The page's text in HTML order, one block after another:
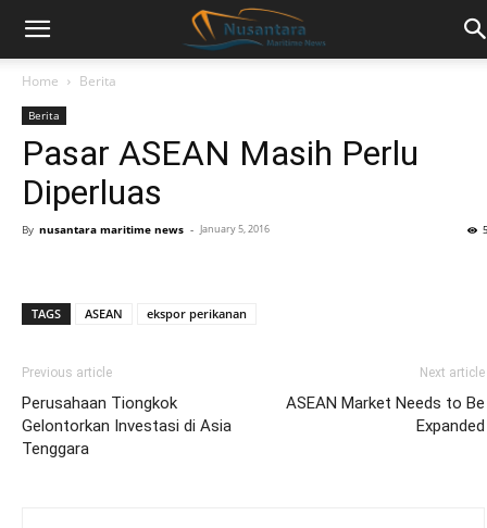
Home Berita
Berita
Pasar ASEAN Masih Perlu
Diperluas
By nusantara maritime news - January 5, 2016
TAGS ASEAN ekspor perikanan
Previous article
Perusahaan Tiongkok
Gelontorkan Investasi di Asia
Tenggara
Next article
ASEAN Market Needs to Be
Expanded